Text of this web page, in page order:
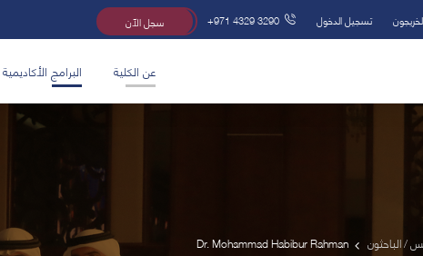
تسجيل الدخول +971 4329 3290 سجل الآن
عن الكلية البرامج الأكاديمية
/ الباحثون Dr. Mohammad Habibur Rahman